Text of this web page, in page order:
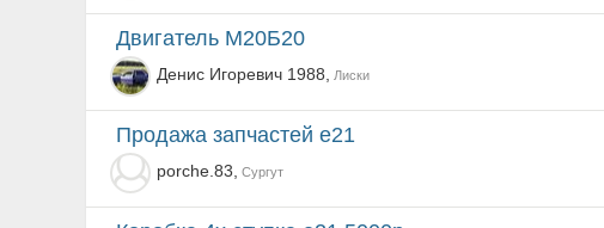
Двигатель М20Б20
Денис Игоревич 1988, Лиски
продажа запчастей e21
porche.83, Сургут